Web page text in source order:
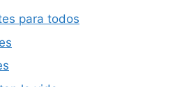
para todos